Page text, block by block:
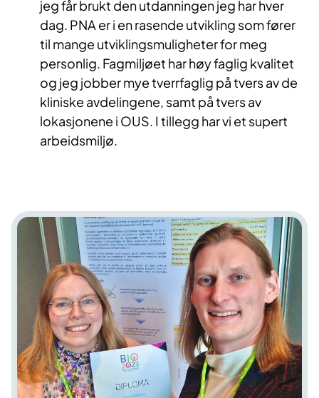
jeg får brukt den utdanningen jeg har hver
dag. PNA er i en rasende utvikling som fører
til mange utviklingsmuligheter for meg
personlig. Fagmiljøet har høy faglig kvalitet
og jeg jobber mye tverrfaglig på tvers av de
kliniske avdelingene, samt på tvers av
lokasjonene i OUS. I tillegg har vi et supert
arbeidsmiljø.